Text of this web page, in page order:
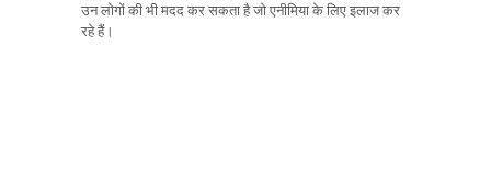
उन लोगों की भी मदद कर सकता है जो एनीमिया के लिए इलाज कर
रहे हैं।